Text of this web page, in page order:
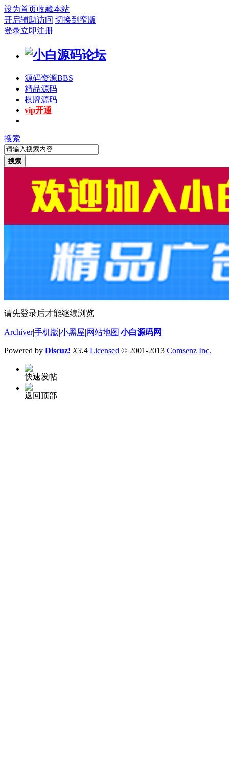
设为首页收藏本站
开启辅助访问 切换到窄版
登录立即注册
源码资源BBS
精品源码
棋牌源码
vip开通
搜索
搜索
请先登录后才能继续浏览
Archiver|手机版 小黑屋 网站地图 小白源码网
Powered by Discuz! X3.4 Licensed © 2001-2013 Comsenz Inc.
快速发帖
返回顶部